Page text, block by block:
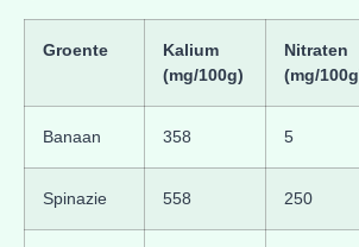
Groente
Kalium
(mg/100g)
Nitraten
(mg/
Banaan 358 5
Spinazie 558 250